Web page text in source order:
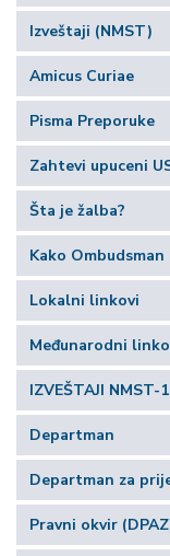
Izveštaji (NMST)
Amicus Curiae
Pisma Preporuke
Zahtevi upuceni
Šta je žalba?
Kako Ombudsman
Lokalni linkovi
Međunarodni
IZVEŠTAJI NMST-1
Departman
Departman za
Pravni okvir